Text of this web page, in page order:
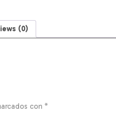
(0)
con *